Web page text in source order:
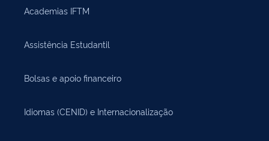
Academias IFTM
Assistência Estudantil
Bolsas e apoio financeiro
Idiomas (CENID) e Internacionalização